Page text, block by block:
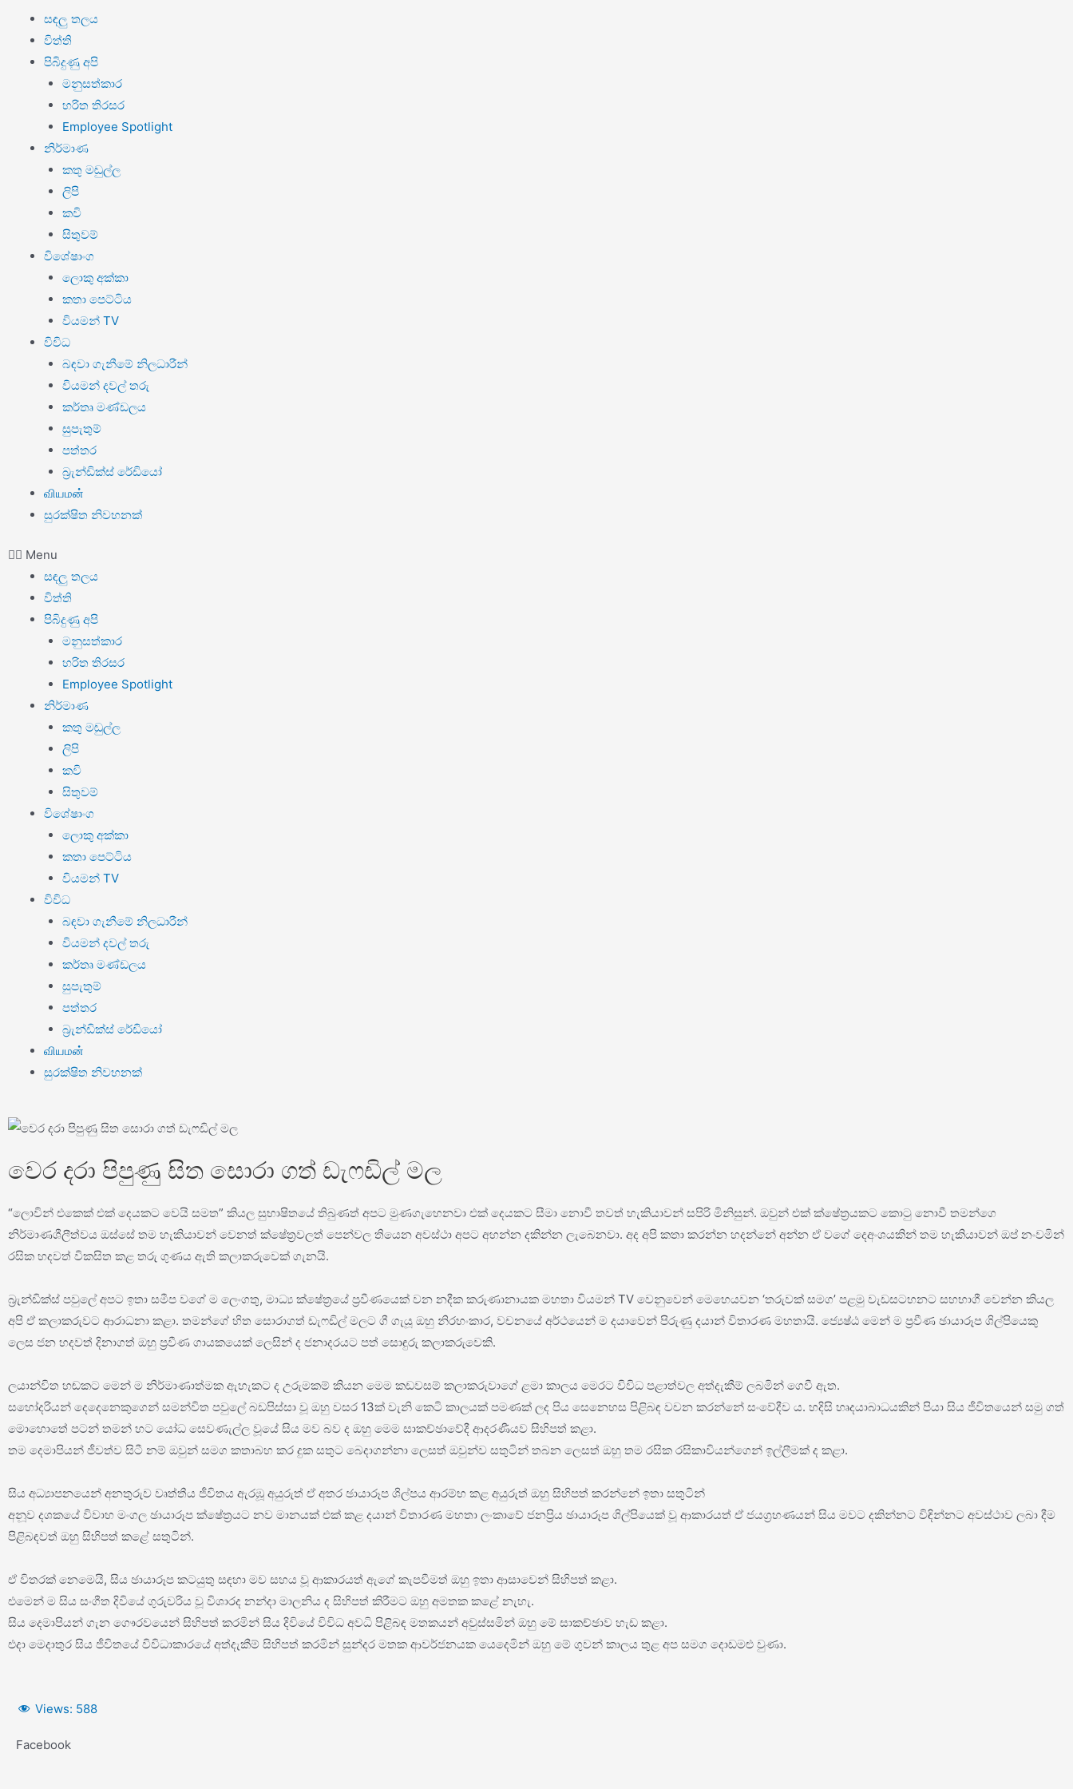
සඳලු තලය
විත්ති
පිබිදුණු අපි
මනුසත්කාර
හරිත තිරසර
Employee Spotlight
නිර්මාණ
කතු මඬුල්ල
ලිපි
කවි
සිතුවම්
විශේෂාංග
ලොකු අක්කා
කතා පෙට්ටිය
වියමන් TV
විවිධ
බඳවා ගැනීමේ නිලධාරීන්
වියමන් දවල් තරු
කර්තෘ මණ්ඩලය
සුපැතුම්
පත්තර
බ්‍රැන්ඩික්ස් රේඩියෝ
வியமன்
සුරක්ෂිත නිවහනක්
Menu
සඳලු තලය
විත්ති
පිබිදුණු අපි
මනුසත්කාර
හරිත තිරසර
Employee Spotlight
නිර්මාණ
කතු මඬුල්ල
ලිපි
කවි
සිතුවම්
විශේෂාංග
ලොකු අක්කා
කතා පෙට්ටිය
වියමන් TV
විවිධ
බඳවා ගැනීමේ නිලධාරීන්
වියමන් දවල් තරු
කර්තෘ මණ්ඩලය
සුපැතුම්
පත්තර
බ්‍රැන්ඩික්ස් රේඩියෝ
வியமன்
සුරක්ෂිත නිවහනක්
වෙර දරා පිපුණු සිත සොරා ගත් ඩැෆඩිල් මල
“ලොවින් එකෙක් එක් දෙයකට වෙයි සමත” කියල සුභාෂිතයේ තිබුණත් අපට මුණගැහෙනවා එක් දෙයකට සීමා නොවී තවත් හැකියාවන් සපිරි මිනිසුන්. ඔවුන් එක් ක්ෂේත්‍රයකට කොටු නොවී තමන්ගෙ
නිර්මාණශීලීත්වය ඔස්සේ තම හැකියාවන් වෙනත් ක්ෂේත්‍රවලත් පෙන්වල තියෙන අවස්ථා අපට අහන්න දකින්න ලැබෙනවා. අද අපි කතා කරන්න හදන්නේ අන්න ඒ වගේ දෙඅංශයකින් තම හැකියාවන් ඔප් නංවමින්
රසික හදවත් විකසිත කළ තරු ගුණය ඇති කලාකරුවෙක් ගැනයි.
බ්‍රැන්ඩික්ස් පවුලේ අපට ඉතා සමීප වගේ ම ලෙංගතු, මාධ්‍ය ක්ෂේත්‍රයේ ප්‍රවීණයෙක් වන නදීක කරුණානායක මහතා වියමන් TV වෙනුවෙන් මෙහෙයවන ‘තරුවක් සමග’ පළමු වැඩසටහනට සහභාගී වෙන්න කියල
අපි ඒ කලාකරුවට ආරාධනා කළා. තමන්ගේ හිත සොරාගත් ඩැෆඩිල් මලට ගී ගැයූ ඔහු නිරහංකාර, වචනයේ අර්ථයෙන් ම දයාවෙන් පිරුණු දයාන් විතාරණ මහතායි. ජ්‍යෙෂ්ඨ මෙන් ම ප්‍රවීණ ඡායාරූප ශිල්පියෙකු
ලෙස ජන හදවත් දිනාගත් ඔහු ප්‍රවීණ ගායකයෙක් ලෙසින් ද ජනාදරයට පත් සොඳුරු කලාකරුවෙකි.
ලයාන්විත හඬකට මෙන් ම නිර්මාණාත්මක ඇහැකට ද උරුමකම් කියන මෙම කඩවසම් කලාකරුවාගේ ළමා කාලය මෙරට විවිධ පළාත්වල අත්දැකීම් ලබමින් ගෙවී ඇත.
සහෝදරියන් දෙදෙනෙකුගෙන් සමන්විත පවුලේ බඩපිස්සා වූ ඔහු වසර 13ක් වැනි කෙටි කාලයක් පමණක් ලද පිය සෙනෙහස පිළිබඳ වචන කරන්නේ සංවේදීව ය. හදිසි හෘදයාබාධයකින් පියා සිය ජීවිතයෙන් සමු ගත්
මොහොතේ පටන් තමන් හට යෝධ සෙවණැල්ල වූයේ සිය මව බව ද ඔහු මෙම සාකච්ඡාවේදී ආදරණීයව සිහිපත් කළා.
තම දෙමාපියන් ජීවත්ව සිටී නම් ඔවුන් සමග කතාබහ කර දුක සතුට බෙදාගන්නා ලෙසත් ඔවුන්ව සතුටින් තබන ලෙසත් ඔහු තම රසික රසිකාවියන්ගෙන් ඉල්ලීමක් ද කළා.
සිය අධ්‍යාපනයෙන් අනතුරුව වෘත්තීය ජීවිතය ඇරඹූ අයුරුත් ඒ අතර ඡායාරූප ශිල්පය ආරම්භ කළ අයුරුත් ඔහු සිහිපත් කරන්නේ ඉතා සතුටින්
අනූව දශකයේ විවාහ මංගල ඡායාරූප ක්ෂේත්‍රයට නව මානයක් එක් කළ දයාන් විතාරණ මහතා ලංකාවේ ජනප්‍රිය ඡායාරූප ශිල්පියෙක් වූ ආකාරයත් ඒ ජයග්‍රහණයන් සිය මවට දකින්නට විඳින්නට අවස්ථාව ලබා දීම
පිළිබඳවත් ඔහු සිහිපත් කළේ සතුටින්.
ඒ විතරක් නෙමෙයි, සිය ඡායාරූප කටයුතු සඳහා මව සහය වූ ආකාරයත් ඇගේ කැපවීමත් ඔහු ඉතා ආසාවෙන් සිහිපත් කළා.
එමෙන් ම සිය සංගීත දිවියේ ගුරුවරිය වූ විශාරද නන්දා මාලනිය ද සිහිපත් කිරීමට ඔහු අමතක කළේ නැහැ.
සිය දෙමාපියන් ගැන ගෞරවයෙන් සිහිපත් කරමින් සිය දිවියේ විවිධ අවධි පිළිබඳ මතකයන් අවුස්සමින් ඔහු මේ සාකච්ඡාව හැඩ කළා.
එදා මෙදාතුර සිය ජීවිතයේ විවිධාකාරයේ අත්දැකීම් සිහිපත් කරමින් සුන්දර මතක ආවර්ජනයක යෙදෙමින් ඔහු මේ ගුවන් කාලය තුළ අප සමග දොඩමළු වුණා.
Views: 588
Facebook